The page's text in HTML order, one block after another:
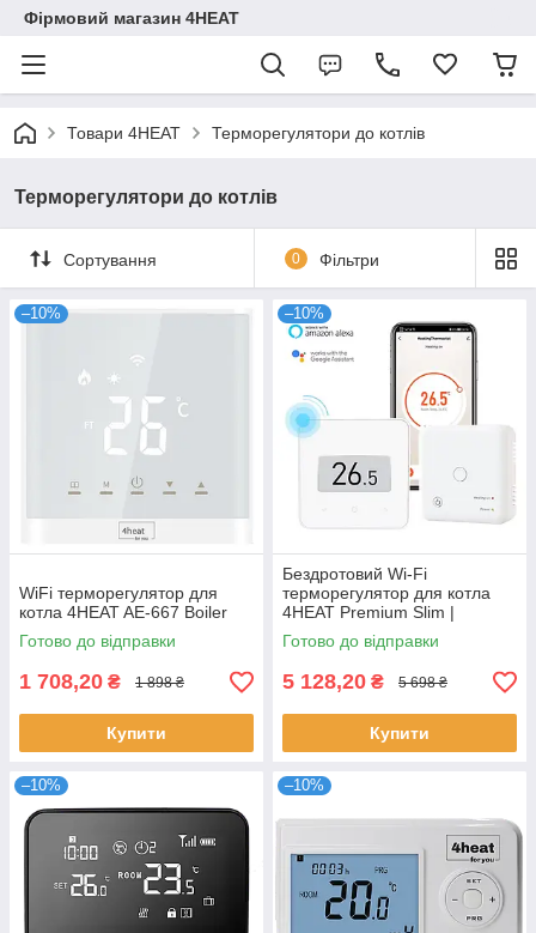
Фірмовий магазин 4HEAT
Товари 4HEAT Терморегулятори до котлів
Терморегулятори до котлів
Сортування 0 Фільтри
–10%
WiFi терморегулятор для
котла 4HEAT AE-667 Boiler
Готово до відправки
1 708,20 ₴ 1 898 ₴
Купити
–10%
Бездротовий Wi-Fi
терморегулятор для котла
4HEAT Premium Slim |
Сенсорний з АКБ
(4HT.WT75.W)
Готово до відправки
5 128,20 ₴ 5 698 ₴
Купити
–10% –10%